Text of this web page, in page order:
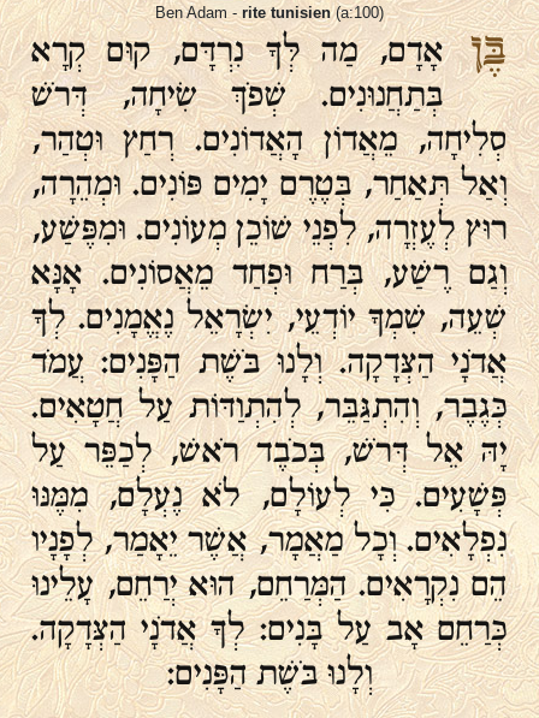
Ben Adam - rite tunisien(a:100)
בֶּןאָדָם, מַה לְּךָ נִרְדָּם, קוּם קְרָא
בְּתַחֲנוּנִים. שְׁפֹךְ שִׂיחָה, דְּרֹשׁ
סְלִיחָה, מֵאֲדוֹן הָאֲדוֹנִים. רְחַץ וּטְהַר,
וְאַל תְּאַחַר, בְּטֶרֶם יָמִים פּוֹנִים. וּמְהֵרָה,
רוּץ לְעֶזְרָה, לִפְנֵי שׁוֹכֵן מְעוֹנִים. וּמִפֶּשַׁע,
וְגַם רֶשַׁע, בְּרַח וּפְחַד מֵאֲסוֹנִים. אָנָּא
שְׁעֵה, שִׁמְךָ יוֹדְעֵי, יִשְׂרָאֵל נֶאֱמָנִים. לְךָ
אֲדֹנָי הַצְּדָקָה. וְלָנוּ בֹּשֶׁת הַפָּנִים: עֲמֹד
כְּגֶבֶר, וְהִתְגַּבֵּר, לְהִתְוַדּוֹת עַל חֲטָאִים.
יָהּ אֵל דְּרֹשׁ, בְּכֹבֶד רֹאשׁ, לְכַפֵּר עַל
פְּשָׁעִים. כִּי לְעוֹלָם, לֹא נֶעְלָם, מִמֶּנּוּ
נִפְלָאִים. וְכָל מַאֲמָר, אֲשֶׁר יֵאָמַר, לְפָנָיו
הֵם נִקְרָאִים. הַמְּרַחֵם, הוּא יְרַחֵם, עָלֵינוּ
כְּרַחֵם אָב עַל בָּנִים: לְךָ אֲדֹנָי הַצְּדָקָה.
וְלָנוּ בֹּשֶׁת הַפָּנִים: